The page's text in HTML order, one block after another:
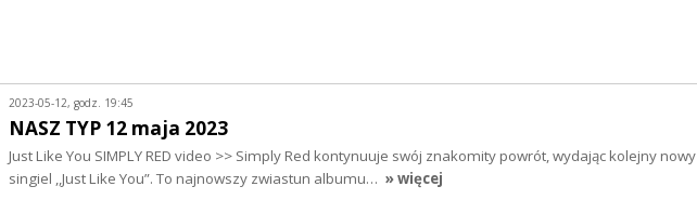
2023-05-12, godz. 19:45
NASZ TYP 12 maja 2023
Just Like You SIMPLY RED video >> Simply Red kontynuuje swój znakomity powrót, wydając kolejny nowy
singiel ,,Just Like You”. To najnowszy zwiastun albumu… » więcej